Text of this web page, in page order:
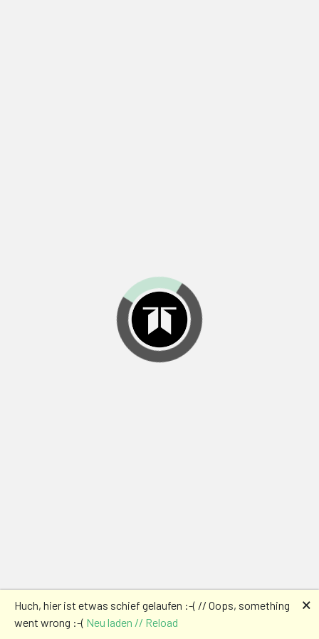
Huch, hier ist etwas schief gelaufen :-( // Oops, something
went wrong :-( Neu laden // Reload
🗙